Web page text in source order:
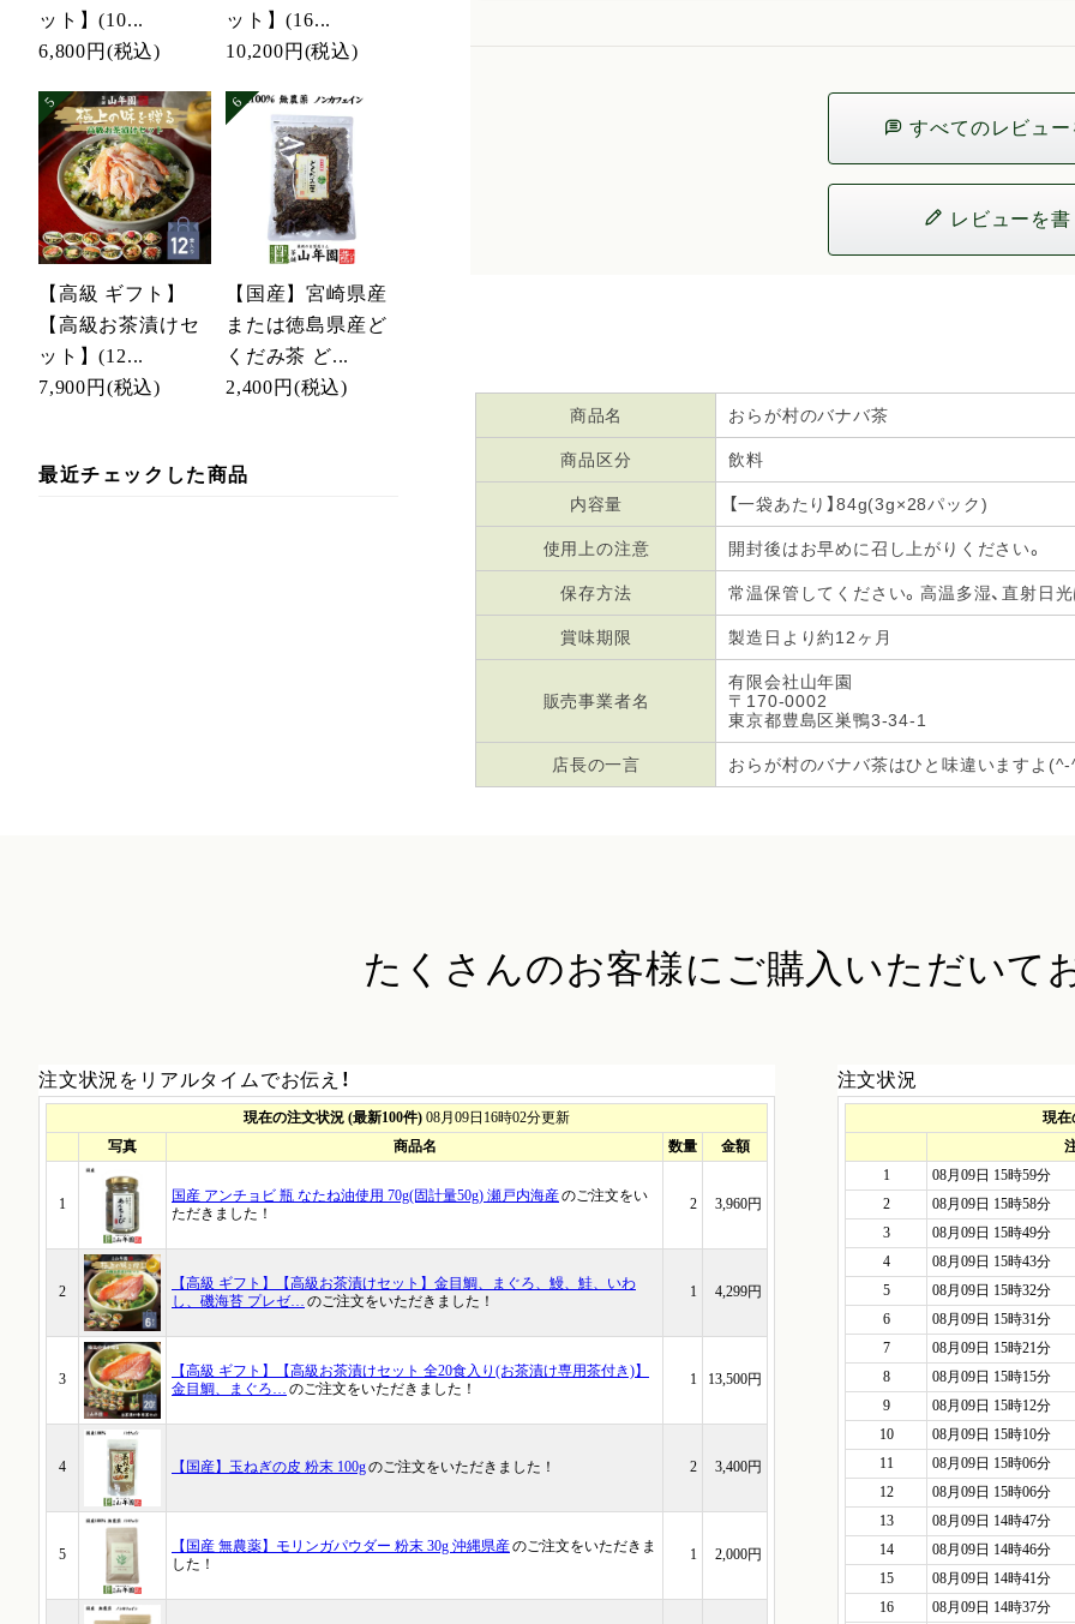
ット】(10...
6,800円 (税込)
ット】(16...
10,200円 (税込)
【高級 ギフト】
【高級お茶漬けセ
ット】(12...
7,900円 (税込)
【国産】宮崎県産
または徳島県産ど
くだみ茶 ど...
2,400円 (税込)
最近チェックした商品
すべてのレビュー
レビューを書
商品名 おらが村のバナバ茶
商品区分 飲料
内容量 【一袋あたり】84g(3g×28パック)
使用上の注意 開封後はお早めに召し上がりください。
保存方法 常温保管してください。高温多湿、直射日
賞味期限 製造日より約12ヶ月
販売事業者名
有限会社山年園
〒170-0002
東京都豊島区巣鴨3-34-1
店長の一言 おらが村のバナバ茶はひと味違いますよ(^-
たくさんのお客様に ご購入いただいて
注文状況をリアルタイムでお伝え！ 注文状況